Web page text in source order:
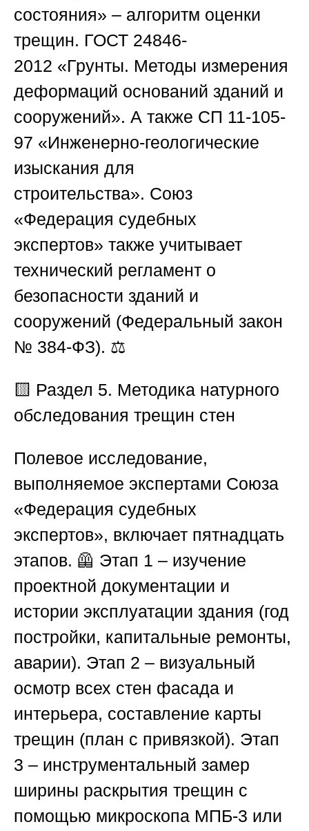
состояния» – алгоритм оценки
трещин. ГОСТ 24846-
2012 «Грунты. Методы измерения
деформаций оснований зданий и
сооружений». А также СП 11-105-
97 «Инженерно-геологические
изыскания для
строительства». Союз
«Федерация судебных
экспертов» также учитывает
технический регламент о
безопасности зданий и
сооружений (Федеральный закон
№ 384-ФЗ). ⚖️
🟨 Раздел 5. Методика натурного
обследования трещин стен
Полевое исследование,
выполняемое экспертами Союза
«Федерация судебных
экспертов», включает пятнадцать
этапов. 🦺 Этап 1 – изучение
проектной документации и
истории эксплуатации здания (год
постройки, капитальные ремонты,
аварии). Этап 2 – визуальный
осмотр всех стен фасада и
интерьера, составление карты
трещин (план с привязкой). Этап
3 – инструментальный замер
ширины раскрытия трещин с
помощью микроскопа МПБ-3 или